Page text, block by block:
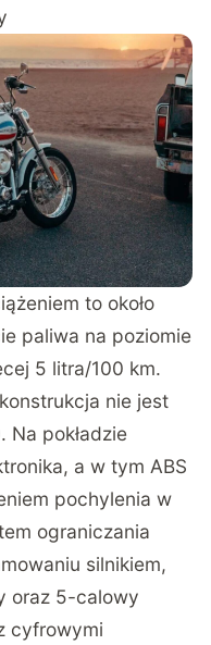
to około
paliwa na poziomie
5 litra/100 km.
nie jest
Na pokładzie
a w tym ABS
pochylenia w
ograniczania
silnikiem,
oraz 5-calowy
cyfrowymi